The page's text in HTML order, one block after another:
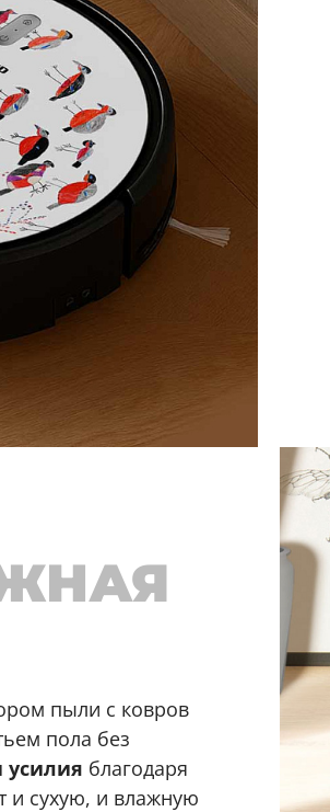
пыли с ковров
пола без
усилия благодаря
и сухую, и влажную